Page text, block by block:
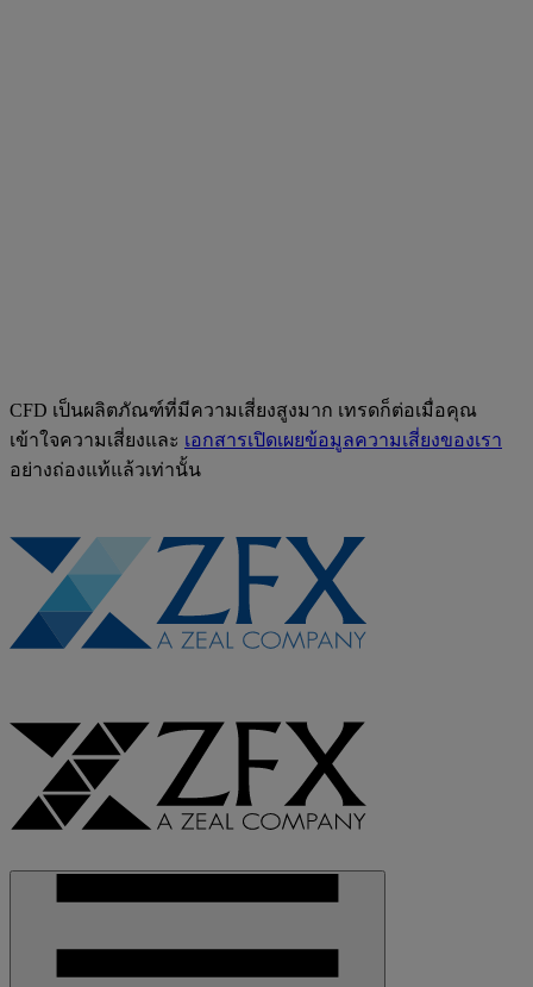
CFD เป็นผลิตภัณฑ์ที่มีความเสี่ยงสูงมาก เทรดก็ต่อเมื่อคุณ
เข้าใจความเสี่ยงและ เอกสารเปิดเผยข้อมูลความเสี่ยงของเรา
อย่างถ่องแท้แล้วเท่านั้น